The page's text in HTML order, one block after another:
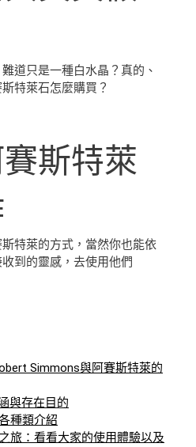
道只是一種白水晶？真的、
特萊石怎麼購買？
斯特萊
特萊的方式，當然你也能依
到的靈感，去使用他們
Simmons與阿賽斯特萊的
與存在目的
種類介紹
旅：看看大家的使用體驗以及